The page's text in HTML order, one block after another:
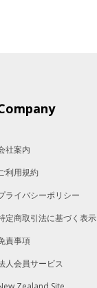
社案内
利用規約
ライバシーポリシー
定商取引法に基づく表示
責事項
人会員サービス